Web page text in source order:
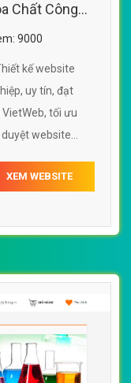
Chất Công
9000
kế website
uy tín, đạt
tối ưu
website
XEM WEBSITE